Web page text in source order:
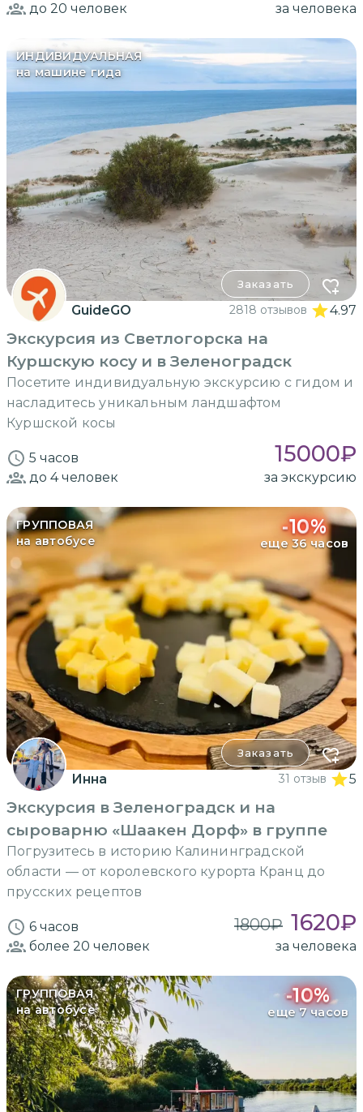
до 20 человек за человека
ИНДИВИДУАЛЬНАЯ
на машине гида
Заказать
GuideGO 2818 отзывов 4.97
Экскурсия из Светлогорска на
Куршскую косу и в Зеленоградск
Посетите индивидуальную экскурсию с гидом и
насладитесь уникальным ландшафтом
Куршской косы
5 часов 15000₽
до 4человек за экскурсию
ГРУППОВАЯ
на автобусе
-10%
еще 36 часов
Заказать
Инна 31 отзыв 5
Экскурсия в Зеленоградск и на
сыроварню «Шаакен Дорф» в группе
Погрузитесь в историю Калининградской
области — от королевского курорта Кранц до
прусских рецептов
6 часов 1800₽ 1620₽
более 20 человек за человека
ГРУППОВАЯ
на автобусе
-10%
еще 7 часов